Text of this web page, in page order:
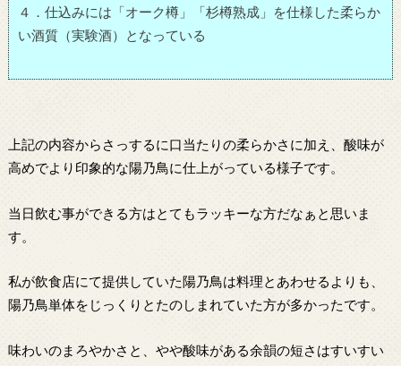
４．仕込みには「オーク樽」「杉樽熟成」を仕様した柔らか
い酒質（実験酒）となっている
上記の内容からさっするに口当たりの柔らかさに加え、酸味が
高めでより印象的な陽乃鳥に仕上がっている様子です。
当日飲む事ができる方はとてもラッキーな方だなぁと思いま
す。
私が飲食店にて提供していた陽乃鳥は料理とあわせるよりも、
陽乃鳥単体をじっくりとたのしまれていた方が多かったです。
味わいのまろやかさと、やや酸味がある余韻の短さはすいすい